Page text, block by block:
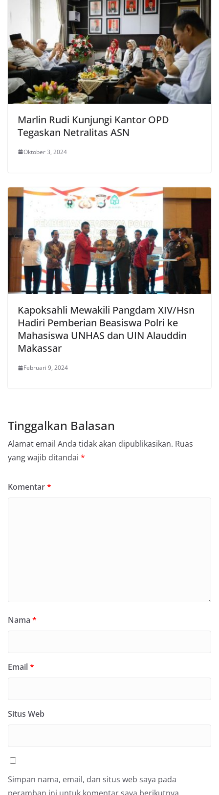
Marlin Rudi Kunjungi Kantor OPD
Tegaskan Netralitas ASN
Oktober 3, 2024
Kapoksahli Mewakili Pangdam XIV/Hsn
Hadiri Pemberian Beasiswa Polri ke
Mahasiswa UNHAS dan UIN Alauddin
Makassar
Februari 9, 2024
Tinggalkan Balasan
Alamat email Anda tidak akan dipublikasikan. Ruas
yang wajib ditandai *
Komentar*
Nama *
Email*
Situs Web
Simpan nama, email, dan situs web saya pada